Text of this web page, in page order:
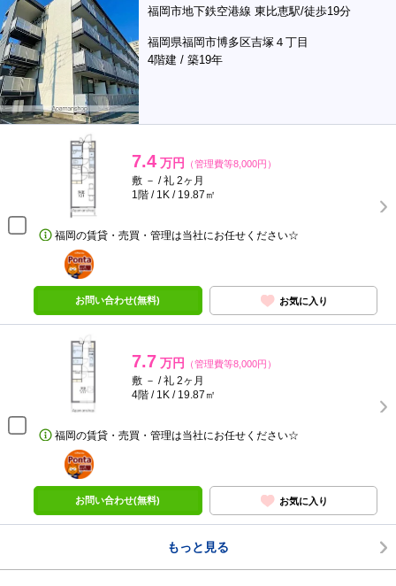
福岡市地下鉄空港線 東比恵駅/徒歩19分
福岡県福岡市博多区吉塚４丁目
4階建 / 築19年
7.4 万円 （管理費等8,000円）
敷 － / 礼 2ヶ月
1階 / 1K / 19.87㎡
福岡の賃貸・売買・管理は当社にお任せください☆
ポンタ
部屋
お問い合わせ(無料) お気に入り
7.7 万円 （管理費等8,000円）
敷 － / 礼 2ヶ月
4階 / 1K / 19.87㎡
福岡の賃貸・売買・管理は当社にお任せください☆
ポンタ
部屋
お問い合わせ(無料) お気に入り
もっと見る